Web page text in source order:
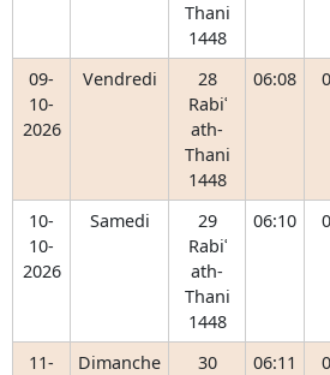
Thani
1448
09-
10-
2026
Vendredi
28
Rabiʿ
ath-
Thani
1448
06:08
10-
10-
2026
Samedi
29
Rabiʿ
ath-
Thani
1448
06:10
11-
Dimanche
30
06:11